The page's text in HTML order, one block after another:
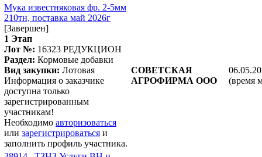
Мука известняковая фр. 2-5мм
210тн, поставка май 2026г
[Завершен]
1 Этап
Лот №: 16323 РЕДУКЦИОН
Раздел: Кормовые добавки
Вид закупки: Лотовая
Информация о заказчике
доступна только
зарегистрированным
участникам!
Необходимо авторизоваться
или зарегистрироваться и
заполнить профиль участника.
СОВЕТСКАЯ
АГРОФИРМА ООО
(время